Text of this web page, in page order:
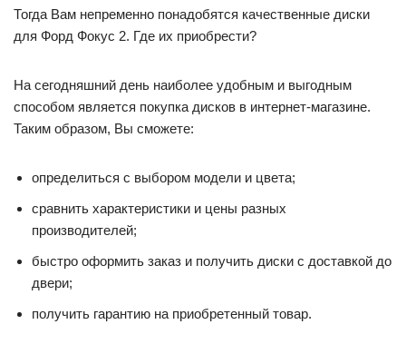
Тогда Вам непременно понадобятся качественные диски
для Форд Фокус 2. Где их приобрести?
На сегодняшний день наиболее удобным и выгодным
способом является покупка дисков в интернет-магазине.
Таким образом, Вы сможете:
определиться с выбором модели и цвета;
сравнить характеристики и цены разных
производителей;
быстро оформить заказ и получить диски с доставкой до
двери;
получить гарантию на приобретенный товар.